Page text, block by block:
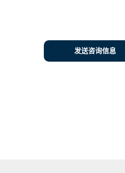
发送咨询信息